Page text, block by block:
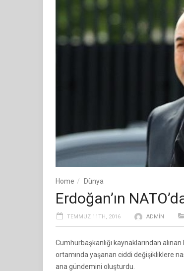
Home Dünya
Erdoğan’ın
TEMMUZ 11TH, 2016 ADMIN
Cumhurbaşkanlığı kaynaklarından
ortamında yaşanan ciddi değişikliklere
ana gündemini oluşturdu.